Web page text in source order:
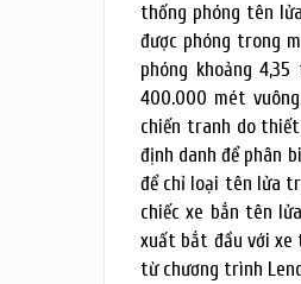
thống phóng tên
được phóng trong
phóng khoảng
400.000 mét
chiến tranh do
định danh để phân
để chỉ loại tên lửa
chiếc xe bắn tên
xuất bắt đầu với xe
từ chương trình